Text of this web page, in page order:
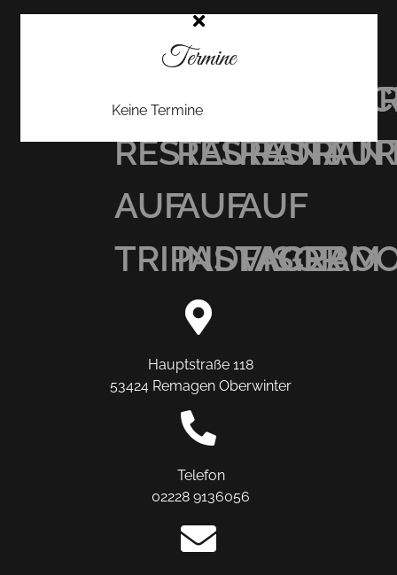
UHRMACHER’S
RESTAURANT
AUF
TRIPADVISOR
AUF
INSTAGRAM
AUF
Hauptstraße 118
53424 Remagen Oberwinter
Telefon
02228 9136056
Termine
Keine Termine